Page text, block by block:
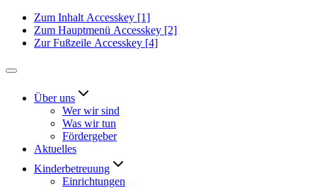
Zum Inhalt Accesskey [1]
Zum Hauptmenü Accesskey [2]
Zur Fußzeile Accesskey [4]
Über uns
Wer wir sind
Was wir tun
Fördergeber
Aktuelles
Kinderbetreuung
Einrichtungen